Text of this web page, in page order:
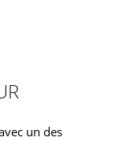
un des